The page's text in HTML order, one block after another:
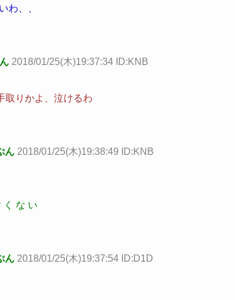
わ、、
2018/01/25(木)19:37:34 ID:KNB
取りかよ、泣けるわ
ん 2018/01/25(木)19:38:49 ID:KNB
く な い
ん 2018/01/25(木)19:37:54 ID:D1D